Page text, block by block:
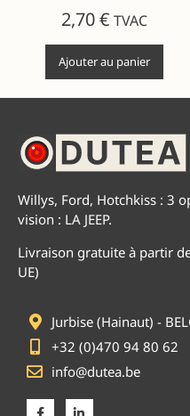
2,70€ TVAC
Ajouter au panier
Willys, Ford, Hotchkiss : 3
vision : LA JEEP.
Livraison gratuite à partir
UE)
Jurbise (Hainaut) -
+32 (0)470 94 80 62
info@dutea.be